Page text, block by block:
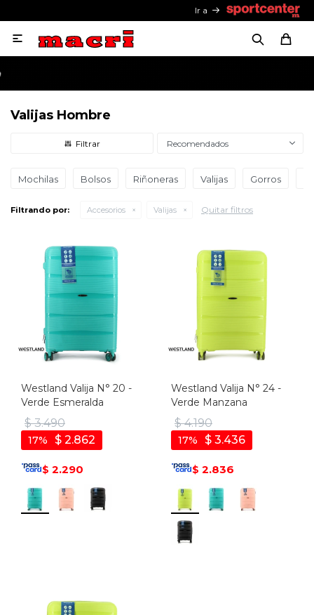
Ir a

Valijas Hombre
Recomendados
Mochilas Bolsos Riñoneras Valijas Gorros
Filtrando por: Accesorios Valijas Quitar filtros
Westland Valija N° 20 -
Verde Esmeralda
$ 3.490
$ 2.862
17
$ 2.290
Westland Valija N° 24 -
Verde Manzana
$ 4.190
$ 3.436
17
$ 2.836